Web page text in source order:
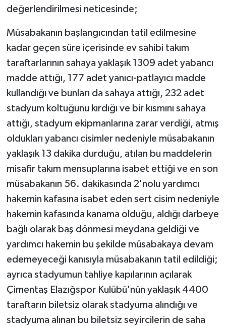
değerlendirilmesi neticesinde;
Müsabakanın başlangıcından tatil edilmesine
kadar geçen süre içerisinde ev sahibi takım
taraftarlarının sahaya yaklaşık 1309 adet yabancı
madde attığı, 177 adet yanıcı-patlayıcı madde
kullandığı ve bunları da sahaya attığı, 232 adet
stadyum koltuğunu kırdığı ve bir kısmını sahaya
attığı, stadyum ekipmanlarına zarar verdiği, atmış
oldukları yabancı cisimler nedeniyle müsabakanın
yaklaşık 13 dakika durduğu, atılan bu maddelerin
misafir takım mensuplarına isabet ettiği ve en son
müsabakanın 56. dakikasında 2'nolu yardımcı
hakemin kafasına isabet eden sert cisim nedeniyle
hakemin kafasında kanama olduğu, aldığı darbeye
bağlı olarak baş dönmesi meydana geldiği ve
yardımcı hakemin bu şekilde müsabakaya devam
edemeyeceği kanısıyla müsabakanın tatil edildiği;
ayrıca stadyumun tahliye kapılarının açılarak
Çimentaş Elazığspor Kulübü'nün yaklaşık 4400
taraftarın biletsiz olarak stadyuma alındığı ve
stadyuma alınan bu biletsiz seyircilerin de saha